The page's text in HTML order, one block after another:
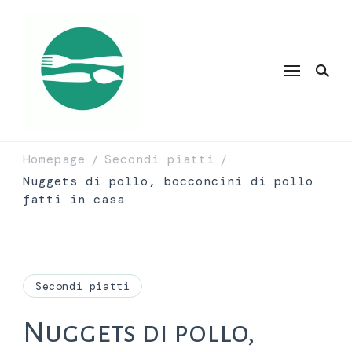
Homepage / Secondi piatti /
Nuggets di pollo, bocconcini di pollo
fatti in casa
Secondi piatti
Nuggets di pollo,